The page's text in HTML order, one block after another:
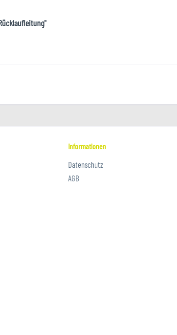
Informationen
Datenschutz
AGB